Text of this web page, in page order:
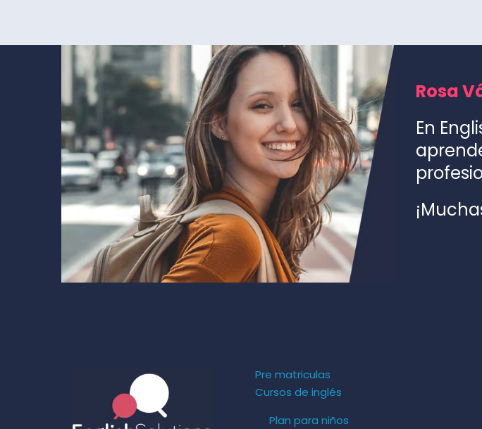
Rosa
En
Pre matriculas
Cursos de inglés
Plan para niños